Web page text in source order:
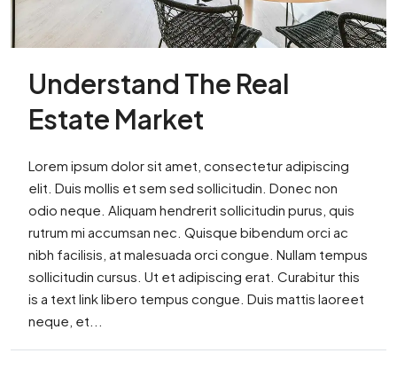
Understand The Real
Estate Market
Lorem ipsum dolor sit amet, consectetur adipiscing
elit. Duis mollis et sem sed sollicitudin. Donec non
odio neque. Aliquam hendrerit sollicitudin purus, quis
rutrum mi accumsan nec. Quisque bibendum orci ac
nibh facilisis, at malesuada orci congue. Nullam tempus
sollicitudin cursus. Ut et adipiscing erat. Curabitur this
is a text link libero tempus congue. Duis mattis laoreet
neque, et...